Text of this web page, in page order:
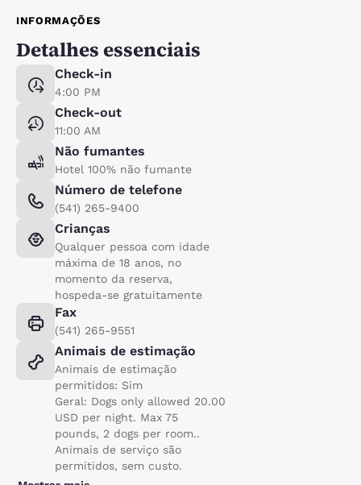
INFORMAÇÕES
Detalhes essenciais
Check-in
4:00 PM
Check-out
11:00 AM
Não fumantes
Hotel 100% não fumante
Número de telefone
(541) 265-9400
Crianças
Qualquer pessoa com idade
máxima de 18 anos, no
momento da reserva,
hospeda-se gratuitamente
Fax
(541) 265-9551
Animais de estimação
Animais de estimação
permitidos: Sim
Geral: Dogs only allowed 20.00
USD per night. Max 75
pounds, 2 dogs per room..
Animais de serviço são
permitidos, sem custo.